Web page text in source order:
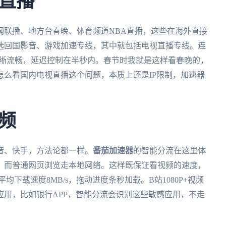
播、地方台春晚、体育频道NBA直播，这些在海外直接
回国影音、游戏加速专线，其中就包括电视直播专线。连
畅，延迟控制在半秒内。春节时我就是这样看春晚的，
看国内电视直播这个问题，本质上还是IP限制，加速器
快手，方法论都一样。 番茄加速器的智能分流在这里体
普通网页浏览走本地网络。这样既保证看视频的速度，
下载速度8MB/s，拖动进度条秒加载。B站1080P+视频
，比如银行APP，智能分流会识别这些敏感应用，不走